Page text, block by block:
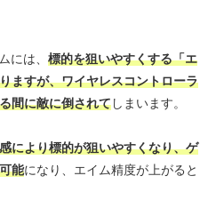
には、 標的を狙いやすくする「エ
ますが、ワイヤレスコントローラ
間に敵に倒されてしまいます。
により標的が狙いやすくなり、ゲ
能になり、エイム精度が上がると